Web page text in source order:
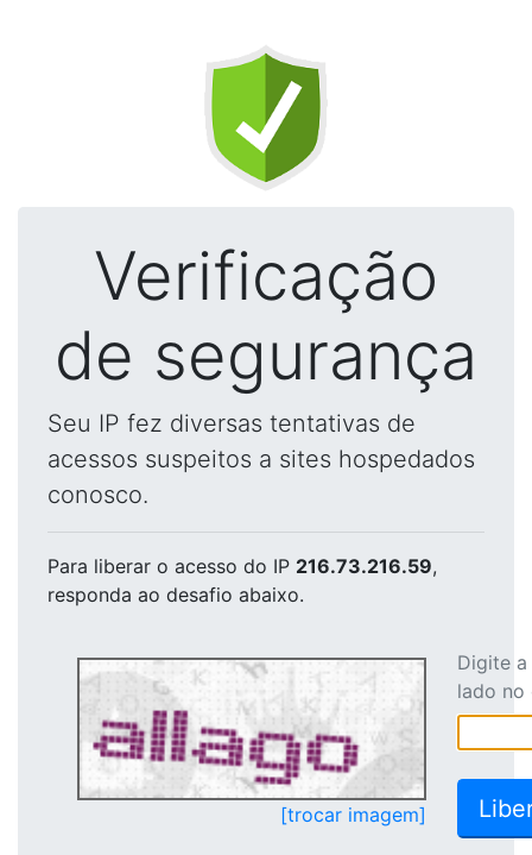
Verificação
de segurança
Seu IP fez diversas tentativas de
acessos suspeitos a sites hospedados
conosco.
Para liberar o acesso do IP 216.73.216.59,
responda ao desafio abaixo.
[trocar imagem]
Digite
lado no